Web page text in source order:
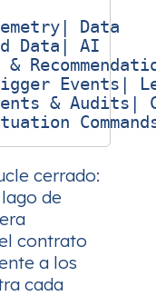
Data
Data| AI
&
Events|
& Audits|
cerrado:
de
contrato
a los
cada